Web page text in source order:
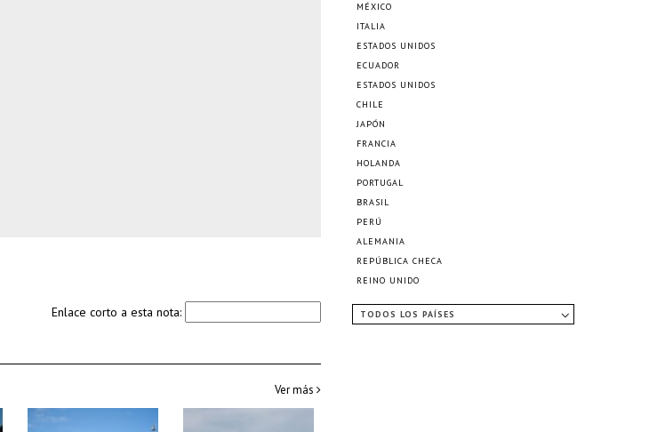
Enlace corto a esta nota:
Ver más
MÉXICO
ITALIA
ESTADOS UNIDOS
ECUADOR
ESTADOS UNIDOS
CHILE
JAPÓN
FRANCIA
HOLANDA
PORTUGAL
BRASIL
PERÚ
ALEMANIA
REPÚBLICA CHECA
REINO UNIDO
TODOS LOS PAÍSES